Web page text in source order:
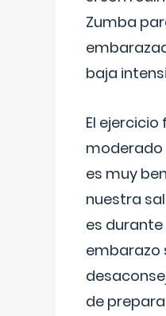
Zumba
baja
El ejercicio
es muy
nuestra
es
embarazo
de